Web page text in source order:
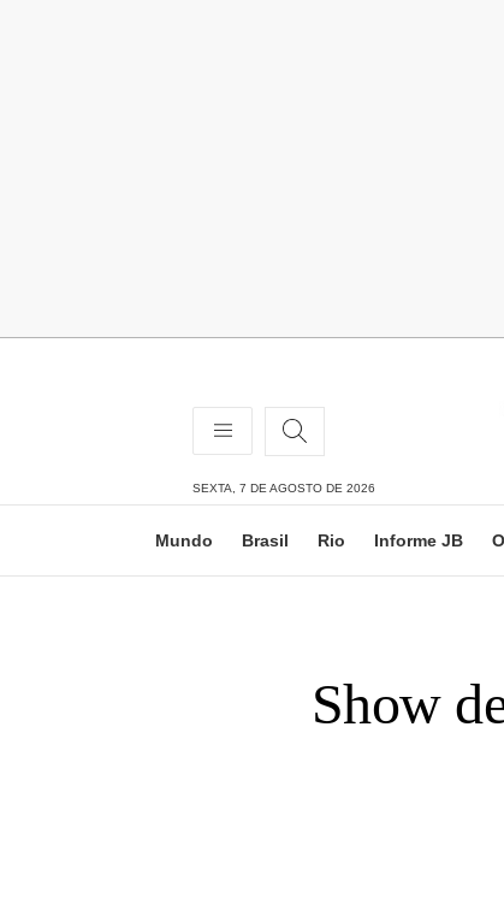
SEXTA, 7 DE AGOSTO DE 2026
Mundo Brasil Rio Informe JB
Show